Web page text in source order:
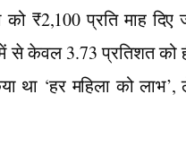
को ₹2,100 प्रति माह
केवल 3.73 प्रतिशत को
था ‘हर महिला को